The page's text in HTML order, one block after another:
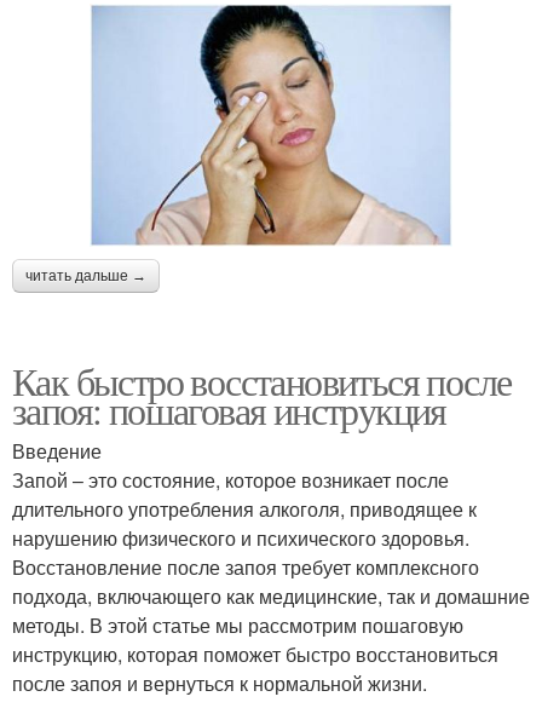
читать дальше →
Как быстро восстановиться после
запоя: пошаговая инструкция
Введение
Запой – это состояние, которое возникает после
длительного употребления алкоголя, приводящее к
нарушению физического и психического здоровья.
Восстановление после запоя требует комплексного
подхода, включающего как медицинские, так и домашние
методы. В этой статье мы рассмотрим пошаговую
инструкцию, которая поможет быстро восстановиться
после запоя и вернуться к нормальной жизни.